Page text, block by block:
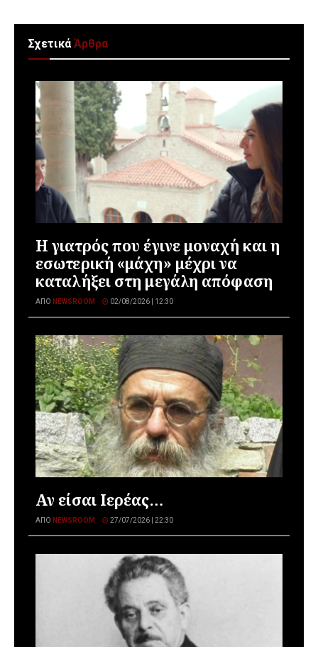
ΣχετικάΆρθρα
Η γιατρός που έγινε μοναχή και η
εσωτερική «μάχη» μέχρι να
καταλήξει στη μεγάλη απόφαση
ΑΠΌ NEWSROOM 02/08/2026 | 12:30
Αν είσαι Ιερέας…
ΑΠΌ NEWSROOM 27/07/2026 | 22:30